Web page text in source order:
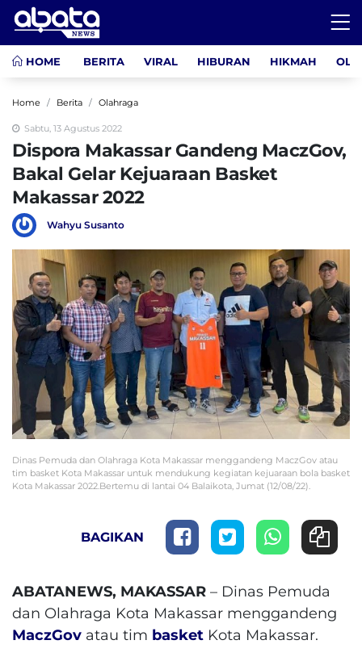
HOME BERITA VIRAL HIBURAN HIKMAH
Home Berita Olahraga
Sabtu, 13 Agustus 2022
Dispora Makassar Gandeng MaczGov,
Bakal Gelar Kejuaraan Basket
Makassar 2022
Wahyu Susanto
Dinas Pemuda dan Olahraga Kota Makassar menggandeng MaczGov atau
tim basket Kota Makassar untuk mendukung kegiatan kejuaraan bola basket
Kota Makassar 2022.Bertemu di lantai 04 Balaikota, Jumat (12/08/22).
BAGIKAN
ABATANEWS, MAKASSAR – Dinas Pemuda
dan Olahraga Kota Makassar menggandeng
MaczGov atau tim basket Kota Makassar.